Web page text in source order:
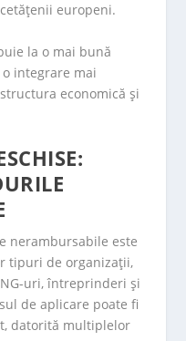
europeni.
la o mai bună
integrare mai
economică și
nerambursabile este
tipuri de organizații,
uri, întreprinderi și
de aplicare poate fi
datorită multiplelor